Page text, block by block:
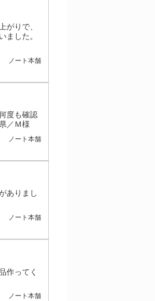
がりで、
ました。
ノート本舗
度も確認
／Ｍ様
ノート本舗
ありまし
ノート本舗
作ってく
ノート本舗